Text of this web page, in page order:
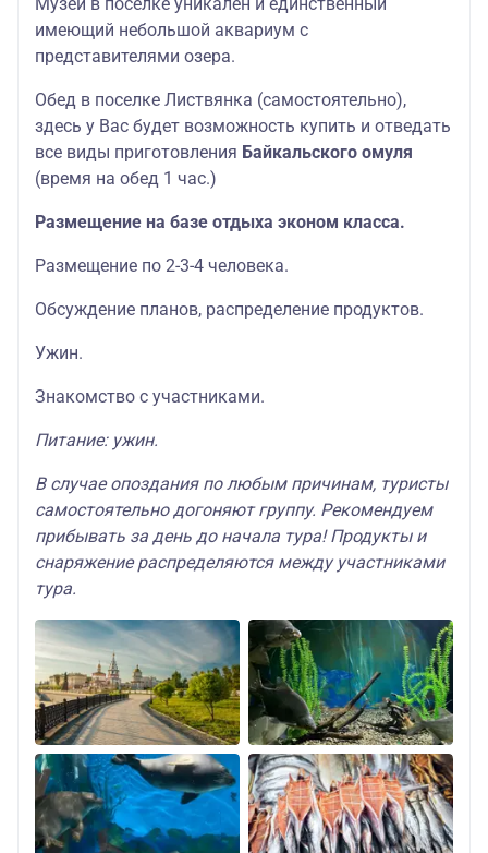
имеющий небольшой аквариум с
представителями озера.
Обед в поселке Листвянка (самостоятельно),
здесь у Вас будет возможность купить и отведать
все виды приготовления Байкальского омуля
(время на обед 1 час.)
Размещение на базе отдыха эконом класса.
Размещение по 2-3-4 человека.
Обсуждение планов, распределение продуктов.
Ужин.
Знакомство с участниками.
Питание: ужин.
В случае опоздания по любым причинам, туристы
самостоятельно догоняют группу. Рекомендуем
прибывать за день до начала тура! Продукты и
снаряжение распределяются между участниками
тура.